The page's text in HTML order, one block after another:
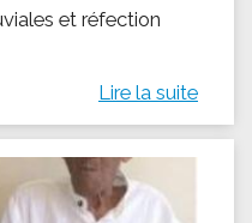
et réfection
Lire la suite